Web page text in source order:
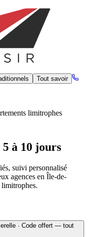
Tout savoir
limitrophes
à 10 jours
suivi personnalisé
agences en Île-de-
· Code offert — tout